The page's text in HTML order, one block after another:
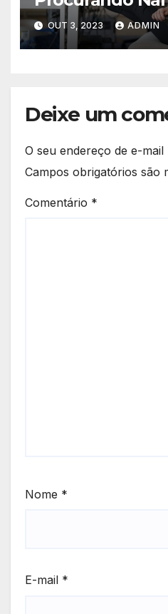
para Encontrar
OUT 3, 2023 ADMIN
Deixe um
O seu endereço de e-
Campos obrigatórios são
Comentário *
Nome *
E-mail *